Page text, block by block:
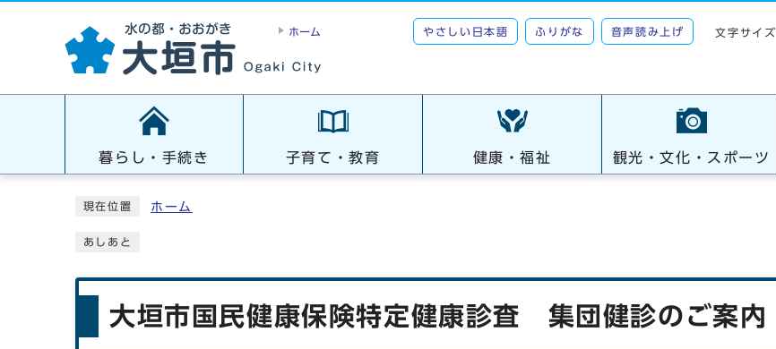
ホーム やさしい日本語 ふりがな 音声読み上げ 文字サイズ
暮らし・手続き 子育て・教育 健康・福祉 観光・文化・スポーツ
現在位置 ホーム
あしあと
大垣市国民健康保険特定健康診査 集団健診のご案内